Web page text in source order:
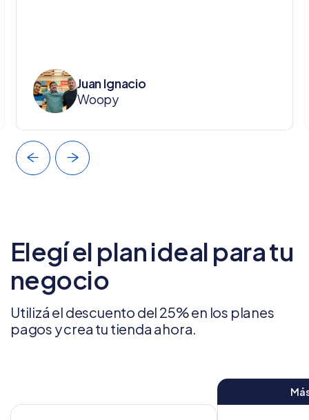
Juan Ignacio
Woopy
Elegí el plan ideal para tu
negocio
Utilizá el descuento del 25% en los planes
pagos y crea tu tienda ahora.